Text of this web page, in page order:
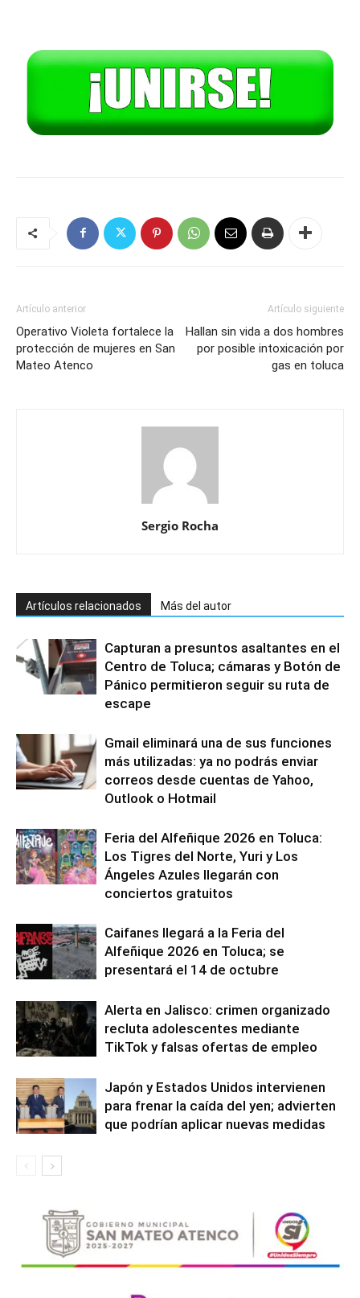
Artículo anterior
Operativo Violeta fortalece la
protección de mujeres en San
Mateo Atenco
Artículo siguiente
Hallan sin vida a dos hombres
por posible intoxicación por
gas en toluca
Sergio Rocha
Artículos relacionados Más del autor
Capturan a presuntos asaltantes en el
Centro de Toluca; cámaras y Botón de
Pánico permitieron seguir su ruta de
escape
Gmail eliminará una de sus funciones
más utilizadas: ya no podrás enviar
correos desde cuentas de Yahoo,
Outlook o Hotmail
Feria del Alfeñique 2026 en Toluca:
Los Tigres del Norte, Yuri y Los
Ángeles Azules llegarán con
conciertos gratuitos
Caifanes llegará a la Feria del
Alfeñique 2026 en Toluca; se
presentará el 14 de octubre
Alerta en Jalisco: crimen organizado
recluta adolescentes mediante
TikTok y falsas ofertas de empleo
Japón y Estados Unidos intervienen
para frenar la caída del yen; advierten
que podrían aplicar nuevas medidas